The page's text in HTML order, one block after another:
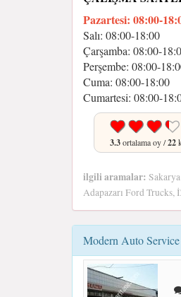
Pazartesi: 08:00-
Salı: 08:00-18:00
Çarşamba: 08:00-
Perşembe: 08:00-
Cuma: 08:00-18:00
Cumartesi: 08:00-
3.3ortalama oy /22
ilgili aramalar:
Adapazarı Ford
Modern Auto Service